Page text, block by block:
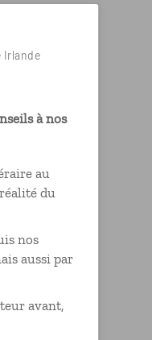
Irlande
à nos
au
du
nos
aussi par
avant,